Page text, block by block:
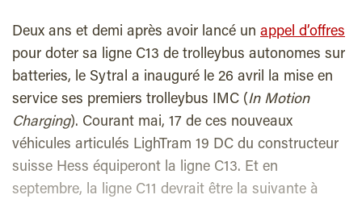
Deux ans et demi après avoir lancé un appel d’offres
pour doter sa ligne C13 de trolleybus autonomes sur
batteries, le Sytral a inauguré le 26 avril la mise en
service ses premiers trolleybus IMC (In Motion
Charging). Courant mai, 17 de ces nouveaux
véhicules articulés LighTram 19 DC du constructeur
suisse Hess équiperont la ligne C13. Et en
septembre, la ligne C11 devrait être la suivante à